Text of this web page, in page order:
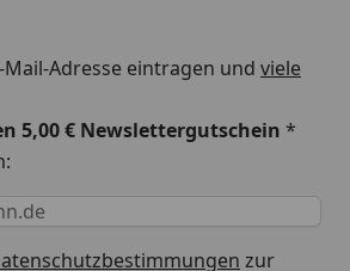
Mail-Adresse eintragen und viele
5,00 € Newslettergutschein *
zur